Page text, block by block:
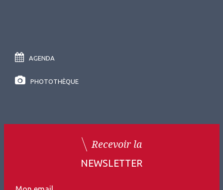
AGENDA
PHOTOTHÈQUE
Recevoir la
NEWSLETTER